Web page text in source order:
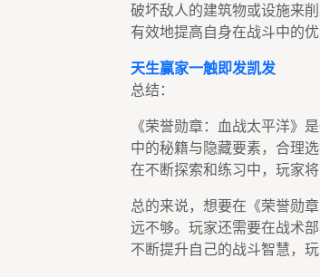
破坏敌人的建筑物或设施来
有效地提高自身在战斗中的优
天生赢家一触即发凯发
总结：
《荣誉勋章：血战太平洋》
中的秘籍与隐藏要素，合理
在不断探索和练习中，玩家
总的来说，想要在《荣誉勋
远不够。玩家还需要在战术
不断提升自己的战斗智慧，